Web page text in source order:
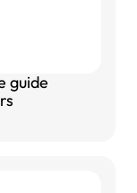
guide